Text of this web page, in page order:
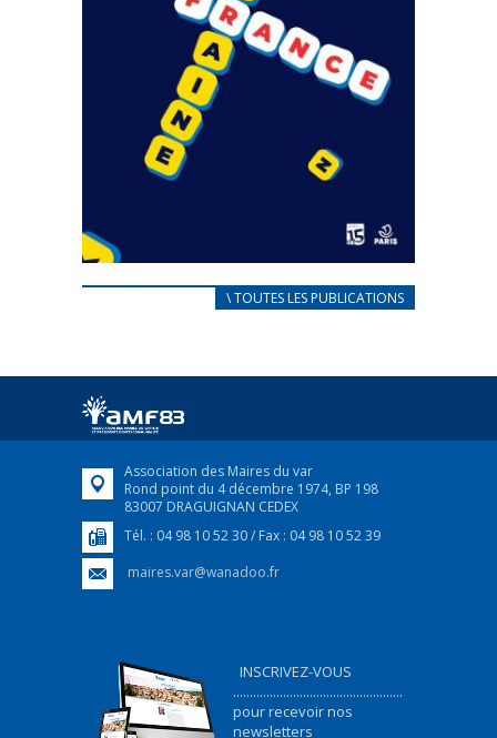
CARNET D’ACCUEIL
Afin d’accompagner au mieux les réfugiés
FEUILLETER
\ TOUTES LES PUBLICATIONS
Association des Maires du var
Rond point du 4 décembre 1974, BP 198
83007 DRAGUIGNAN CEDEX
Tél. : 04 98 10 52 30 / Fax : 04 98 10 52 39
maires.var@wanadoo.fr
INSCRIVEZ-VOUS
...................................................
pour recevoir nos
newsletters